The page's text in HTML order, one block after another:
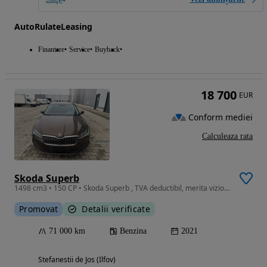
AutoRulateLeasing
Finantare Service Buyback
Skoda Superb
1498 cm3 • 150 CP • Skoda Superb , TVA deductibil, merita vizionata
Promovat Detalii verificate
71 000 km Benzina 2021
Stefanestii de Jos (Ilfov)
18 700 EUR
Conform mediei
Calculeaza rata